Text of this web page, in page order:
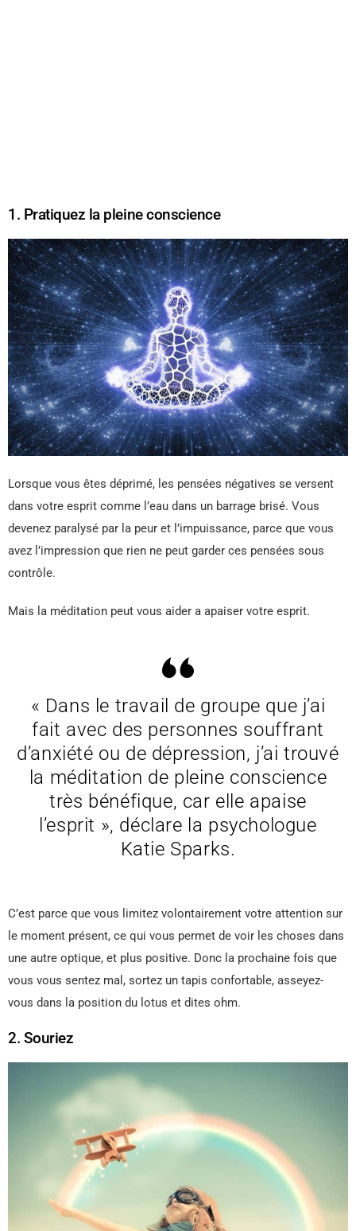
1. Pratiquez la pleine conscience
Lorsque vous êtes déprimé, les pensées négatives se versent
dans votre esprit comme l’eau dans un barrage brisé. Vous
devenez paralysé par la peur et l’impuissance, parce que vous
avez l’impression que rien ne peut garder ces pensées sous
contrôle.
Mais la méditation peut vous aider a apaiser votre esprit.
« Dans le travail de groupe que j’ai
fait avec des personnes souffrant
d’anxiété ou de dépression, j’ai trouvé
la méditation de pleine conscience
très bénéfique, car elle apaise
l’esprit », déclare la psychologue
Katie Sparks.
C’est parce que vous limitez volontairement votre attention sur
le moment présent, ce qui vous permet de voir les choses dans
une autre optique, et plus positive. Donc la prochaine fois que
vous vous sentez mal, sortez un tapis confortable, asseyez-
vous dans la position du lotus et dites ohm.
2. Souriez